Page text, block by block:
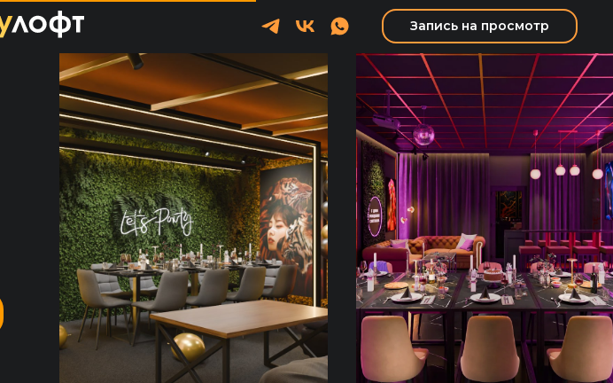
Запись на просмотр